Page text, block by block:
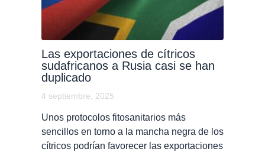
Las exportaciones de cítricos
sudafricanos a Rusia casi se han
duplicado
4 septiembre, 2025
Unos protocolos fitosanitarios más
sencillos en torno a la mancha negra de los
cítricos podrían favorecer las exportaciones